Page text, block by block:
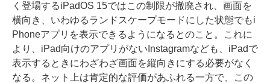
く登場するiPadOS 15ではこの制限が撤廃され、画面を
横向き、いわゆるランドスケープモードにした状態でもi
Phoneアプリを表示できるようになるとのこと。これに
より、iPad向けのアプリがないInstagramなども、iPadで
表示するときにわざわざ画面を縦向きにする必要がなく
なる。ネット上は肯定的な評価があふれる一方で、この